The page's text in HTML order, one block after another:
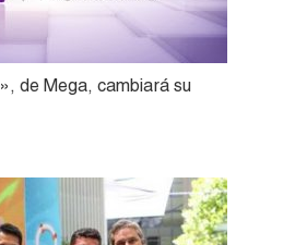
de Mega, cambiará su